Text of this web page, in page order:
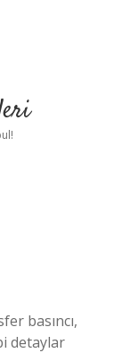
basıncı,
detaylar